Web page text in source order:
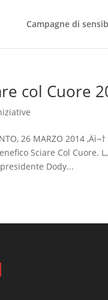
Campagne di
col Cuore
26 MARZO 2014
Sciare Col
Dody...